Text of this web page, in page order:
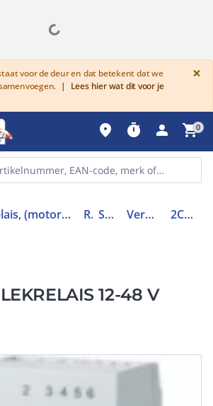
voor de deur en dat betekent dat we
|
Lees hier wat dit voor je
×
place timer person shopping_cart0
Relais, (motor)beveiliging en magneetschakelaars Relais Stroomrelais Verschilstroom-relais 2CSJ201001R0001
12-48 V